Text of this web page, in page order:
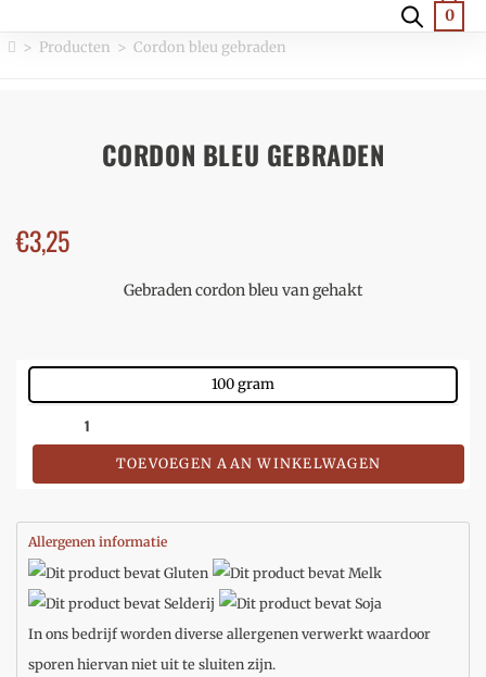
0
> Producten > Cordon bleu gebraden
CORDON BLEU GEBRADEN
€3,25
Gebraden cordon bleu van gehakt
100 gram
TOEVOEGEN AAN WINKELWAGEN
Allergenen informatie
In ons bedrijf worden diverse allergenen verwerkt waardoor
sporen hiervan niet uit te sluiten zijn.